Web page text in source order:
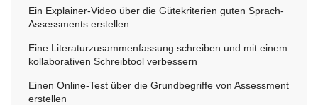
Ein Explainer-Video über die Gütekriterien guten Sprach-
Assessments erstellen
Eine Literaturzusammenfassung schreiben und mit einem
kollaborativen Schreibtool verbessern
Einen Online-Test über die Grundbegriffe von Assessment
erstellen